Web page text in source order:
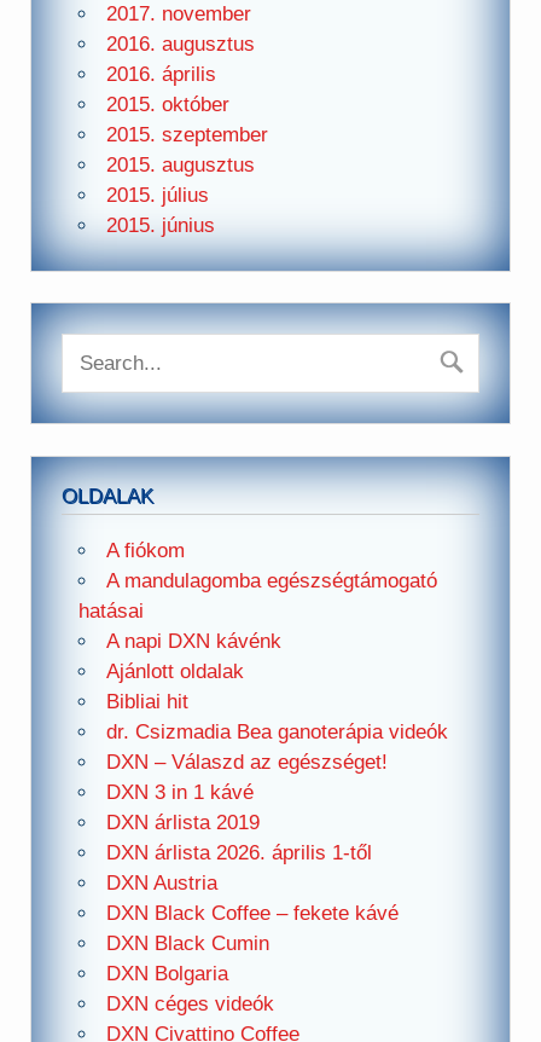
2017. november
2016. augusztus
2016. április
2015. október
2015. szeptember
2015. augusztus
2015. július
2015. június
OLDALAK
A fiókom
A mandulagomba egészségtámogató
hatásai
A napi DXN kávénk
Ajánlott oldalak
Bibliai hit
dr. Csizmadia Bea ganoterápia videók
DXN – Válaszd az egészséget!
DXN 3 in 1 kávé
DXN árlista 2019
DXN árlista 2026. április 1-től
DXN Austria
DXN Black Coffee – fekete kávé
DXN Black Cumin
DXN Bolgaria
DXN céges videók
DXN Civattino Coffee